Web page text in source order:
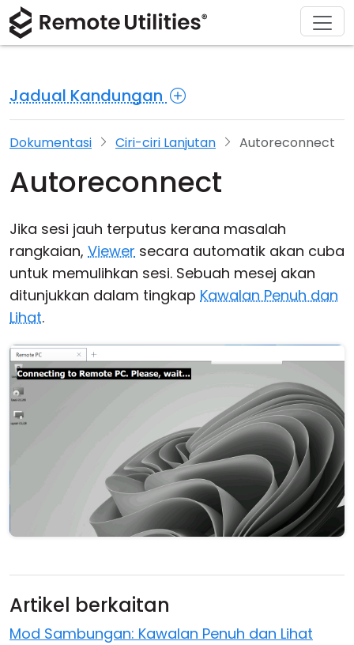
Jadual Kandungan
Dokumentasi Ciri-ciri Lanjutan Autoreconnect
Autoreconnect
Jika sesi jauh terputus kerana masalah
rangkaian, Viewer secara automatik akan cuba
untuk memulihkan sesi. Sebuah mesej akan
ditunjukkan dalam tingkap Kawalan Penuh dan
Lihat.
Artikel berkaitan
Mod Sambungan: Kawalan Penuh dan Lihat
Produk
Keselamatan
Tangkapan Skrin
Nota Keluaran
Akses Tanpa Pengawasan
Sokongan Active Directory
Awan & Di Dalam Premis
Penyelesaian
Pengilangan dan Peruncitan
Kesihatan
Pendidikan dan Kerajaan
Muat turun
macOS
Linux
iOS/Android
Beli
Pembantu Lesen
Tingkatkan Lesen Anda
Sokongan
Dokumentasi
Pangkalan Pengetahuan
Tentang
Bilik Akhbar
Tulis Ulasan